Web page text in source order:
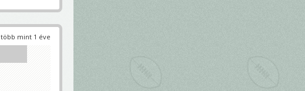
több mint 1 éve